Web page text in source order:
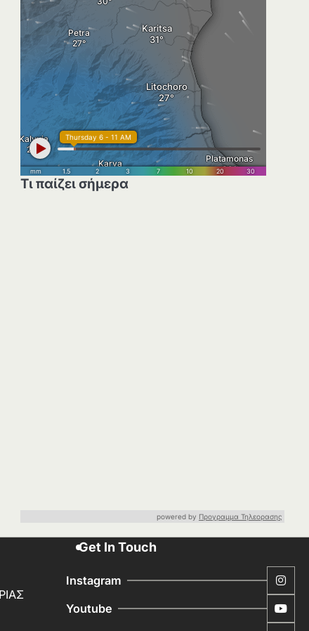
Τι παίζει σήμερα
powered by Προγραμμα Τηλεορασης
Get In Touch
Instagram
Youtube